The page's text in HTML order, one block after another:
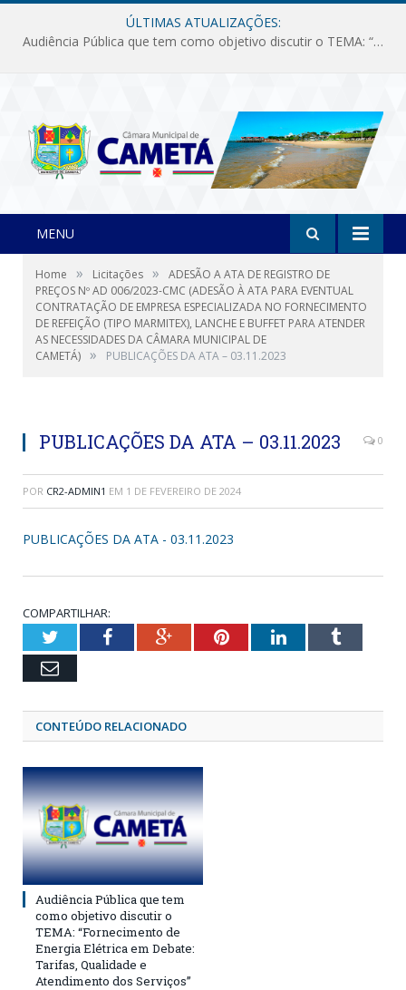
ÚLTIMAS ATUALIZAÇÕES:
Audiência Pública que tem como objetivo discutir o TEMA: “Fornecimento de Energia Elétrica em Debate: Tarifas, Qualidade e Atendimento dos Serviços”
MENU
Home » Licitações »
ADESÃO A ATA DE REGISTRO DE
PREÇOS Nº AD 006/2023-CMC (ADESÃO À ATA PARA EVENTUAL
CONTRATAÇÃO DE EMPRESA ESPECIALIZADA NO FORNECIMENTO
DE REFEIÇÃO (TIPO MARMITEX), LANCHE E BUFFET PARA ATENDER
AS NECESSIDADES DA CÂMARA MUNICIPAL DE
CAMETÁ) » PUBLICAÇÕES DA ATA – 03.11.2023
PUBLICAÇÕES DA ATA – 03.11.2023 0
POR CR2-ADMIN1 EM 1 DE FEVEREIRO DE 2024
PUBLICAÇÕES DA ATA - 03.11.2023
COMPARTILHAR:
TwitterFacebookGoogle+PinterestLinkedInTumblr
Email
CONTEÚDO RELACIONADO
Audiência Pública que tem
como objetivo discutir o
TEMA: “Fornecimento de
Energia Elétrica em Debate:
Tarifas, Qualidade e
Atendimento dos Serviços”